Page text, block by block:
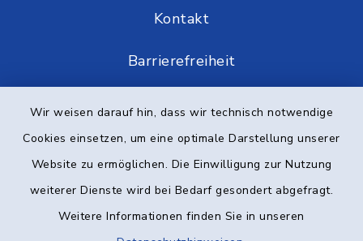
Wir weisen darauf hin, dass wir technisch notwendige
Cookies einsetzen, um eine optimale Darstellung unserer
Website zu ermöglichen. Die Einwilligung zur Nutzung
weiterer Dienste wird bei Bedarf gesondert abgefragt.
Weitere Informationen finden Sie in unseren
Kontakt
Barrierefreiheit
Datenschutz
Impressum
Elektronische Kommunikation